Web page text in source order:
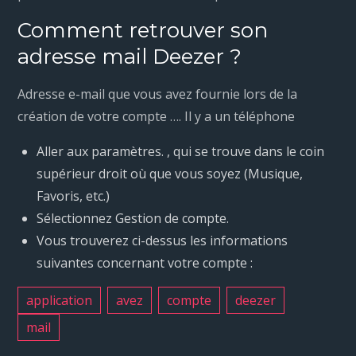
Comment retrouver son
adresse mail Deezer ?
Adresse e-mail que vous avez fournie lors de la
création de votre compte …. Il y a un téléphone
Aller aux paramètres. , qui se trouve dans le coin
supérieur droit où que vous soyez (Musique,
Favoris, etc.)
Sélectionnez Gestion de compte.
Vous trouverez ci-dessus les informations
suivantes concernant votre compte :
application avez compte
deezer
mail